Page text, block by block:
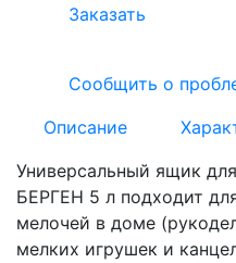
Заказать
Сообщить о
Описание
Универсальный ящик
БЕРГЕН 5 л подходит
мелочей в доме
мелких игрушек и